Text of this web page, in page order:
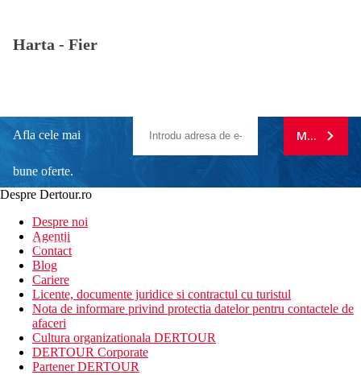
Harta - Fier
Afla cele mai
bune oferte.
newsletter!
MA
Despre Dertour.ro
Despre noi
Agentii
Contact
Blog
Cariere
Licente, documente juridice si contractul cu turistul
Nota de informare privind protectia datelor pentru contactele de
afaceri
Cultura organizationala DERTOUR
DERTOUR Corporate
Partener DERTOUR